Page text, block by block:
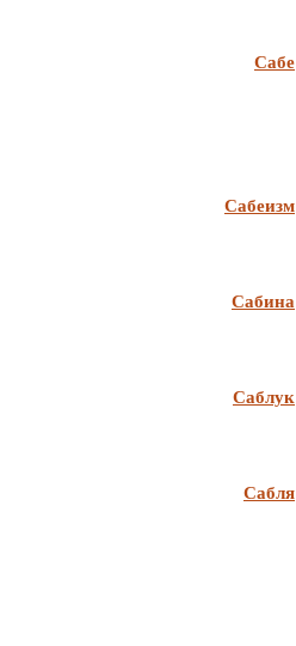
Сабе
Сабеизм
Сабина
Саблук
Сабля